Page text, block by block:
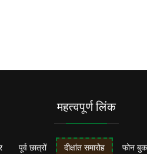
महत्वपूर्ण लिंक
पूर्व छात्रों दीक्षांत समारोह फोन बुक